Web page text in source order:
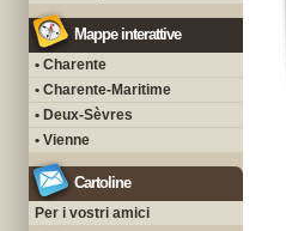
Mappe interattive
• Charente
• Charente-Maritime
• Deux-Sèvres
• Vienne
Cartoline
Per i vostri amici